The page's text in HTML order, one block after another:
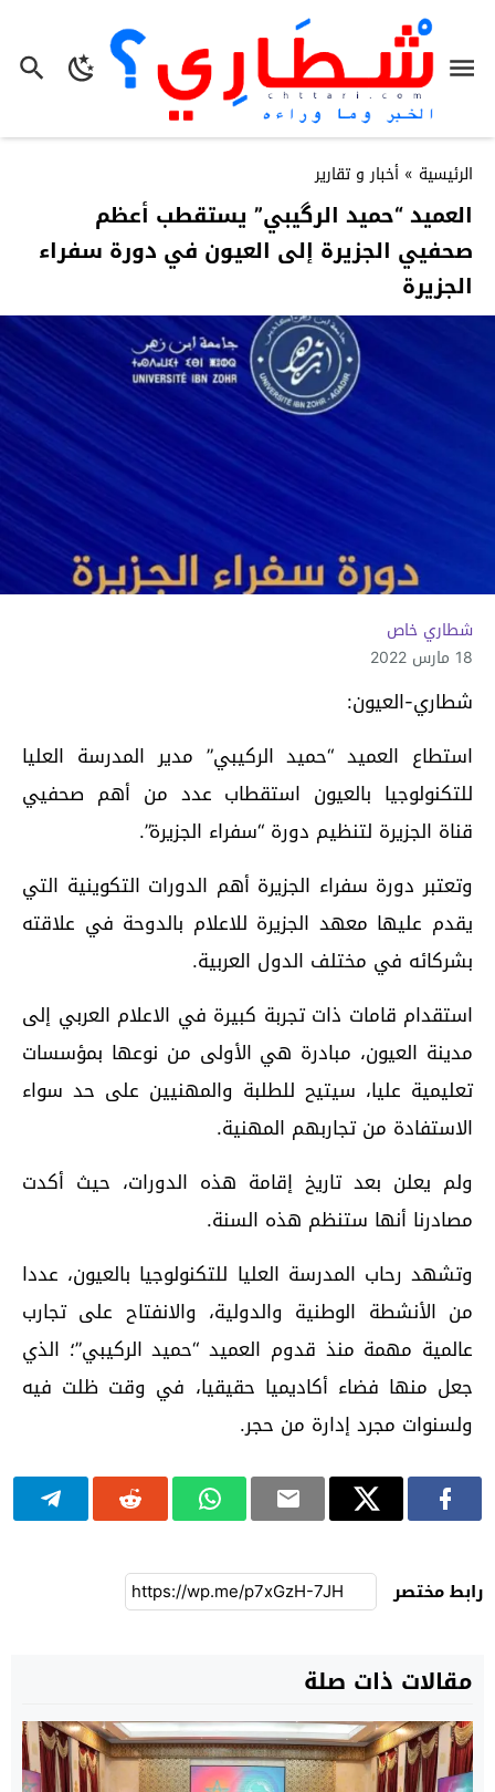
الرئيسية » أخبار و تقارير
العميد “حميد الرگيبي” يستقطب أعظم
صحفيي الجزيرة إلى العيون في دورة سفراء
الجزيرة
شطاري خاص
18 مارس 2022
شطاري-العيون:
استطاع العميد “حميد الركيبي” مدير المدرسة العليا
للتكنولوجيا بالعيون استقطاب عدد من أهم صحفيي
قناة الجزيرة لتنظيم دورة “سفراء الجزيرة”.
وتعتبر دورة سفراء الجزيرة أهم الدورات التكوينية التي
يقدم عليها معهد الجزيرة للاعلام بالدوحة في علاقته
بشركائه في مختلف الدول العربية.
استقدام قامات ذات تجربة كبيرة في الاعلام العربي إلى
مدينة العيون، مبادرة هي الأولى من نوعها بمؤسسات
تعليمية عليا، سيتيح للطلبة والمهنيين على حد سواء
الاستفادة من تجاربهم المهنية.
ولم يعلن بعد تاريخ إقامة هذه الدورات، حيث أكدت
مصادرنا أنها ستنظم هذه السنة.
وتشهد رحاب المدرسة العليا للتكنولوجيا بالعيون، عددا
من الأنشطة الوطنية والدولية، والانفتاح على تجارب
عالمية مهمة منذ قدوم العميد “حميد الركيبي”؛ الذي
جعل منها فضاء أكاديميا حقيقيا، في وقت ظلت فيه
ولسنوات مجرد إدارة من حجر.
رابط مختصر
مقالات ذات صلة